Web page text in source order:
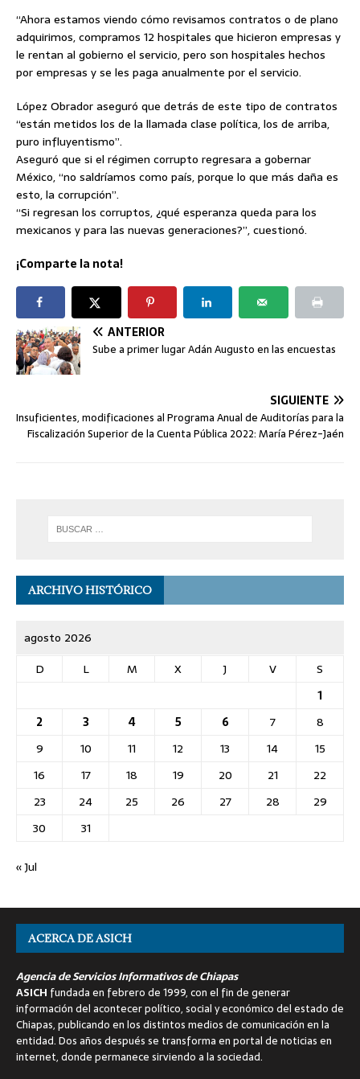
“Ahora estamos viendo cómo revisamos contratos o de plano
adquirimos, compramos 12 hospitales que hicieron empresas y
le rentan al gobierno el servicio, pero son hospitales hechos
por empresas y se les paga anualmente por el servicio.
López Obrador aseguró que detrás de este tipo de contratos
“están metidos los de la llamada clase política, los de arriba,
puro influyentismo”.
Aseguró que si el régimen corrupto regresara a gobernar
México, “no saldríamos como país, porque lo que más daña es
esto, la corrupción”.
“Si regresan los corruptos, ¿qué esperanza queda para los
mexicanos y para las nuevas generaciones?”, cuestionó.
¡Comparte la nota!
ANTERIOR
Sube a primer lugar Adán Augusto en las encuestas
SIGUIENTE
Insuficientes, modificaciones al Programa Anual de Auditorías para la
Fiscalización Superior de la Cuenta Pública 2022: María Pérez-Jaén
ARCHIVO HISTÓRICO
agosto 2026
D
L M X J V
S
1
2
3 4 5 6 7
8
9
10 11 12 13 14
15
16
17 18 19 20 21
22
23
24 25 26 27 28
29
30
31
« Jul
ACERCA DE ASICH
Agencia de Servicios Informativos de Chiapas
ASICH fundada en febrero de 1999, con el fin de generar
información del acontecer político, social y económico del estado de
Chiapas, publicando en los distintos medios de comunicación en la
entidad. Dos años después se transforma en portal de noticias en
internet, donde permanece sirviendo a la sociedad.